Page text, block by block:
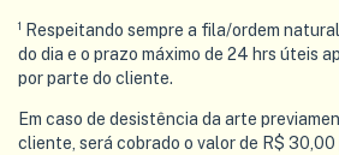
¹ Respeitando sempre a fila/ordem
do dia e o prazo máximo de 24 hrs úteis
por parte do cliente.
Em caso de desistência da arte
cliente, será cobrado o valor de R$ 30,00